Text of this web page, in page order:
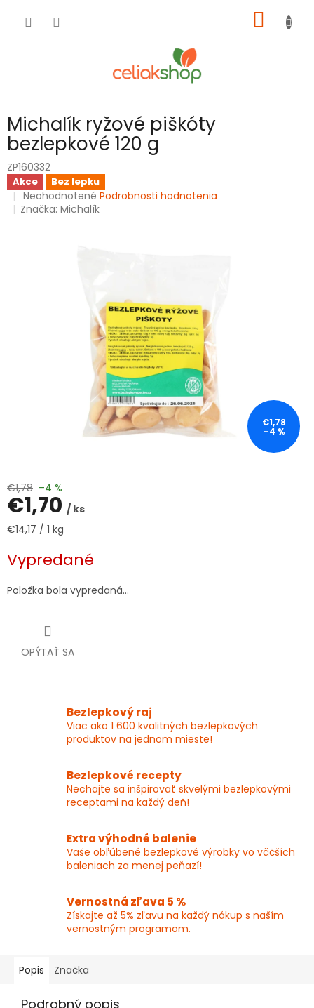
KOŠÍK
Michalík ryžové piškóty
bezlepkové 120 g
ZP160332
Akce Bez lepku
Priemerné
hodnotenie
Neohodnotené Podrobnosti hodnotenia
Značka:Michalík
€1,78
–4 %
€1,78 –4 %
€1,70 / ks
Jednotková
€14,17 / 1 kg
Vypredané
Položka bola vypredaná…
OPÝTAŤ SA
Bezlepkový raj
Viac ako 1 600 kvalitných bezlepkových
produktov na jednom mieste!
Bezlepkové recepty
Nechajte sa inšpirovať skvelými bezlepkovými
receptami na každý deň!
Extra výhodné balenie
Vaše obľúbené bezlepkové výrobky vo väčších
baleniach za menej peňazí!
Vernostná zľava 5 %
Získajte až 5% zľavu na každý nákup s naším
vernostným programom.
Popis Značka
Podrobný popis